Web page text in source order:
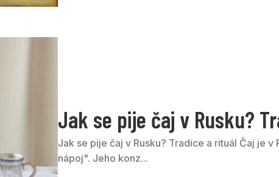
Jak se pije čaj v Rusku?
Jak se pije čaj v Rusku? Tradice a rituál Čaj je
nápoj". Jeho konz...